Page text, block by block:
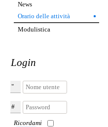
News
Orario delle attività
Modulistica
Login
Nome utente
Password
Ricordami